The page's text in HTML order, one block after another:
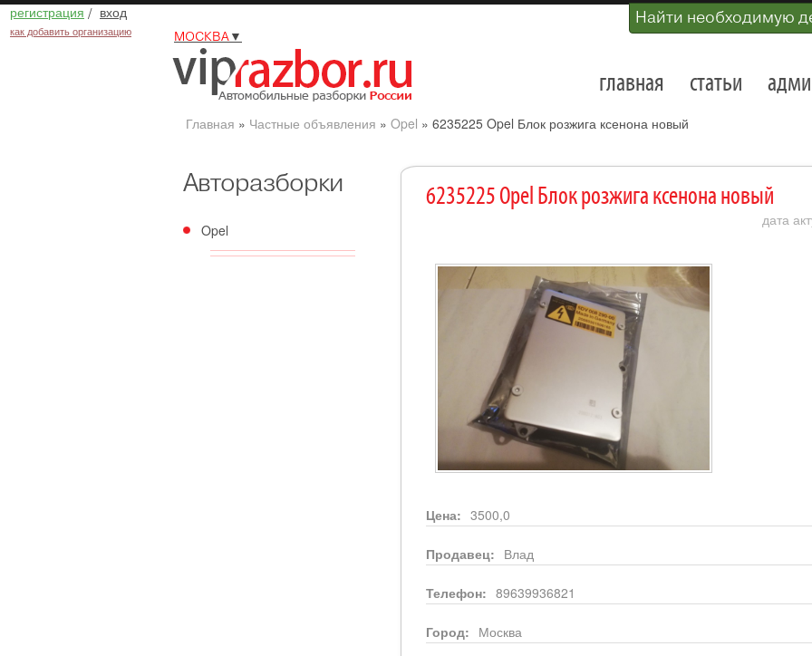
регистрация / вход
как добавить организацию
Найти необходимую
МОСКВА▼
главная статьи
Главная » Частные объявления » Opel » 6235225 Opel Блок розжига ксенона новый
Авторазборки
Opel
6235225 Opel Блок розжига ксенона новый
дата
Цена: 3500,0
Продавец: Влад
Телефон: 89639936821
Город: Москва